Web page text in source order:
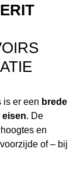
is er een brede
eisen. De
en
of – bij